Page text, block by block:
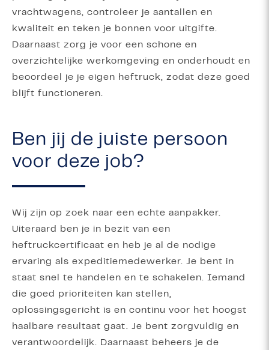
vrachtwagens, controleer je aantallen en
kwaliteit en teken je bonnen voor uitgifte.
Daarnaast zorg je voor een schone en
overzichtelijke werkomgeving en onderhoudt en
beoordeel je je eigen heftruck, zodat deze goed
blijft functioneren.
Ben jij de juiste persoon
voor deze job?
Wij zijn op zoek naar een echte aanpakker.
Uiteraard ben je in bezit van een
heftruckcertificaat en heb je al de nodige
ervaring als expeditiemedewerker. Je bent in
staat snel te handelen en te schakelen. Iemand
die goed prioriteiten kan stellen,
oplossingsgericht is en continu voor het hoogst
haalbare resultaat gaat. Je bent zorgvuldig en
verantwoordelijk. Daarnaast beheers je de